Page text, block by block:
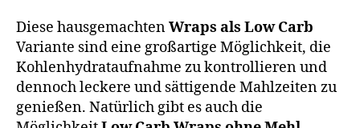
Diese hausgemachtenWraps als Low Carb
Variante sind eine großartige Möglichkeit, die
Kohlenhydrataufnahme zu kontrollieren und
dennoch leckere und sättigende Mahlzeiten zu
genießen. Natürlich gibt es auch die